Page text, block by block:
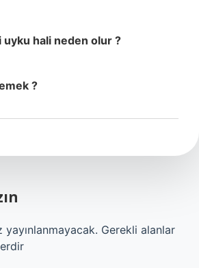
hali neden olur ?
?
Gerekli alanlar